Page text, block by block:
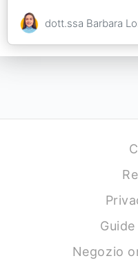
dott.ssa Barbara
Negozio